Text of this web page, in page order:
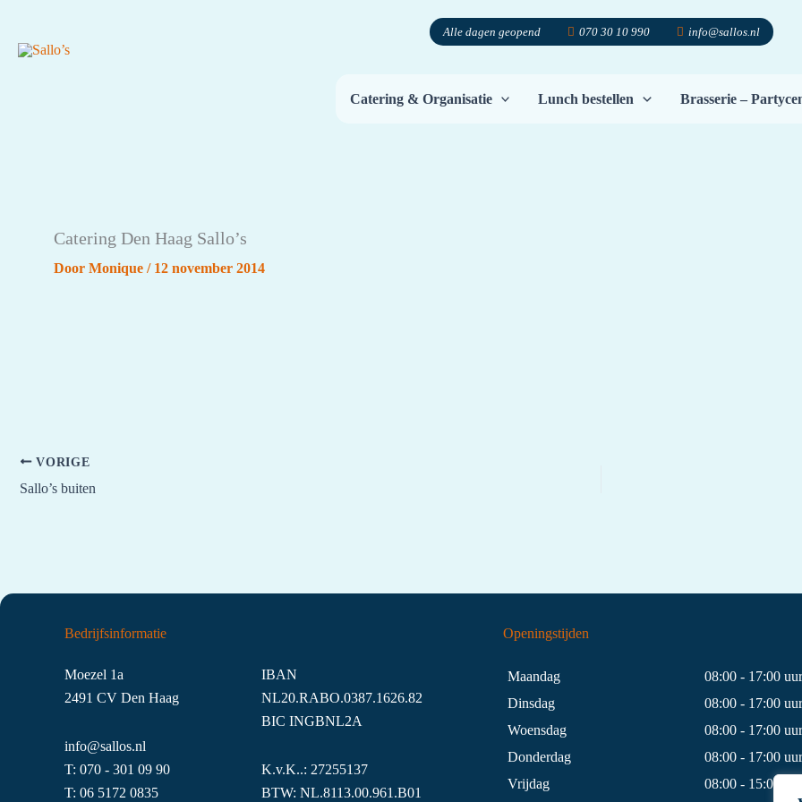
Alle dagen geopend 070 30 10 990 info@sallos.nl
Catering & Organisatie Lunch bestellen Brasserie –
Catering Den Haag Sallo’s
Door Monique / 12 november 2014
VORIGE
Sallo’s buiten
Bedrijfsinformatie
Moezel 1a
2491 CV Den Haag
info@sallos.nl
T: 070 - 301 09 90
T: 06 5172 0835
IBAN
NL20.RABO.0387.1626.82
BIC INGBNL2A
K.v.K..: 27255137
BTW: NL.8113.00.961.B01
Openingstijden
Maandag
08:00 - 17:00 uur
Dinsdag
08:00 - 17:00 uur
Woensdag
08:00 - 17:00 uur
Donderdag
08:00 - 17:00 uur
Vrijdag
08:00 - 15:00 uur